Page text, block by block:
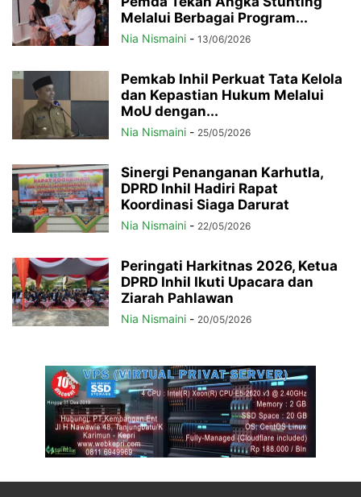
Melalui Berbagai Program...
Nia Nismaini - 13/06/2026
Pemkab Inhil Perkuat Tata Kelola
dan Kepastian Hukum Melalui
MoU dengan...
Nia Nismaini - 25/05/2026
Sinergi Penanganan Karhutla,
DPRD Inhil Hadiri Rapat
Koordinasi Siaga Darurat
Nia Nismaini - 22/05/2026
Peringati Harkitnas 2026, Ketua
DPRD Inhil Ikuti Upacara dan
Ziarah Pahlawan
Nia Nismaini - 20/05/2026